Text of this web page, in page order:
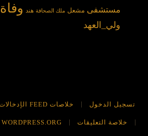
مستشفى مشعل ملك الصحافة هند وفاة
ولي_العهد
تسجيل الدخول خلاصات FEED الإدخالات
خلاصة التعليقات WORDPRESS.ORG